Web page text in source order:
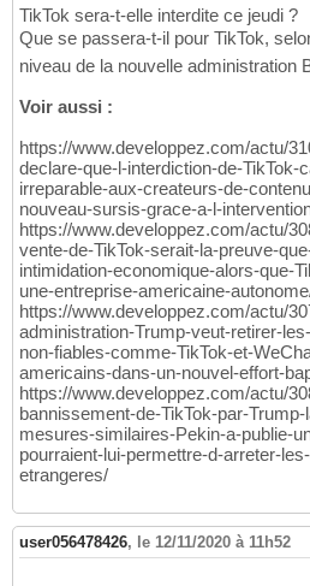
TikTok sera-t-elle interdite ce jeudi ?
Que se passera-t-il pour TikTok,
niveau de la nouvelle administration
Voir aussi :
https://www.developpez.com/actu/
declare-que-l-interdiction-de-TikTok-
irreparable-aux-createurs-de-
nouveau-sursis-grace-a-l-
https://www.developpez.com/actu/
vente-de-TikTok-serait-la-preuve-
intimidation-economique-alors-que-
une-entreprise-americaine-
https://www.developpez.com/actu/
administration-Trump-veut-retirer-
non-fiables-comme-TikTok-et-
americains-dans-un-nouvel-effort-
https://www.developpez.com/actu/
bannissement-de-TikTok-par-
mesures-similaires-Pekin-a-publie-
pourraient-lui-permettre-d-arreter-
etrangeres/
user056478426, le 12/11/2020 à 11h52